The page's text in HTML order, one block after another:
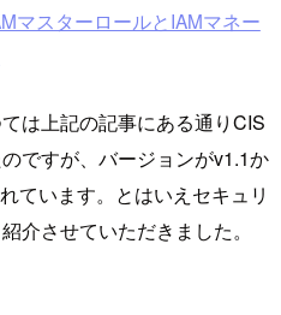
マスターロールとIAMマネー
は上記の記事にある通りCIS
ですが、バージョンがv1.1か
ています。とはいえセキュリ
介させていただきました。